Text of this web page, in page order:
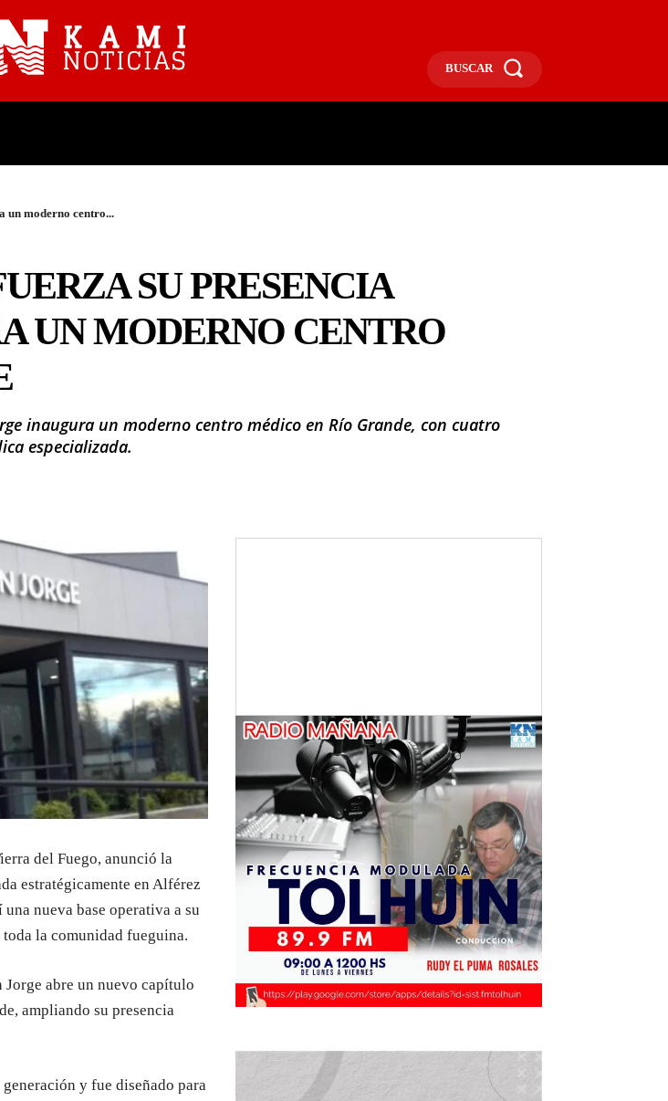
BUSCAR
un moderno centro...
SU PRESENCIA
UN MODERNO CENTRO
inaugura un moderno centro médico en Río Grande, con cuatro
especializada.
del Fuego, anunció la
estratégicamente en Alférez
nueva base operativa a su
la comunidad fueguina.
abre un nuevo capítulo
ampliando su presencia
y fue diseñado para